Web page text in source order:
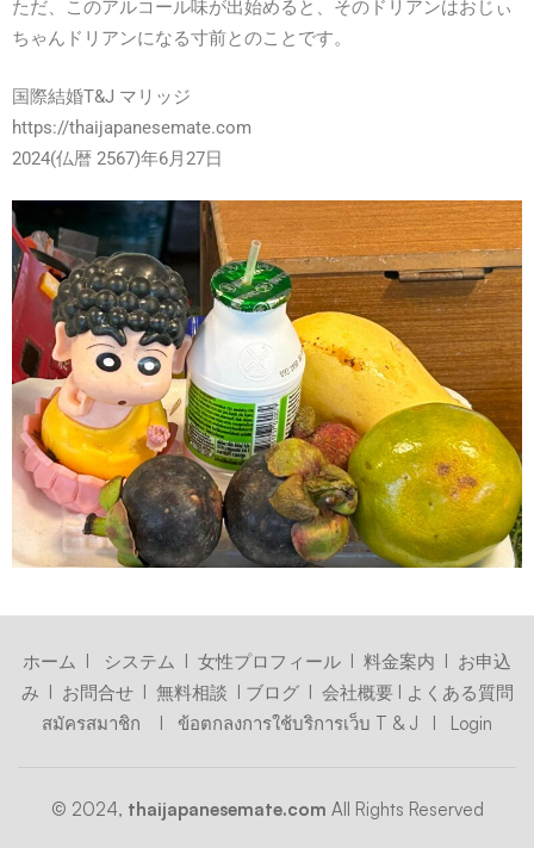
ただ、このアルコール味が出始めると、そのドリアンはおじぃ
ちゃんドリアンになる寸前とのことです。
国際結婚T&J マリッジ
https://thaijapanesemate.com
2024(仏暦 2567)年6月27日
ホーム システム 女性プロフィール 料金案内
お申込
み
お問合せI 無料相談 ブログI 会社概要
よくある質問
สมัครสมาชิก
ข้อตกลงการใช้บริการเว็บ T & J Login
© 2024, thaijapanesemate.com All Rights Reserved